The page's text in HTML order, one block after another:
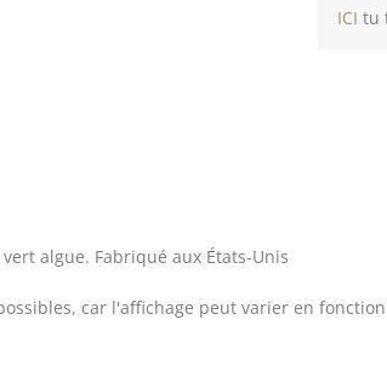
ICI tu
algue. Fabriqué aux États-Unis
car l'affichage peut varier en